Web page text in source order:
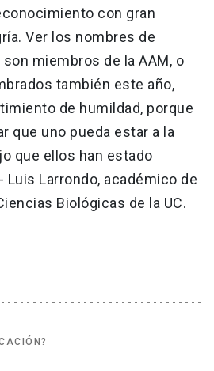
con gran
Ver los nombres de
miembros de la AAM, o
también este año,
de humildad, porque
que uno pueda estar a la
que ellos han estado
Luis Larrondo, académico de
Biológicas de la UC.